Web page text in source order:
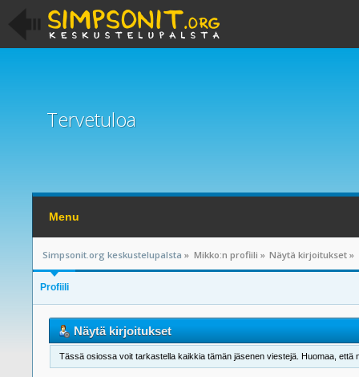
Tervetuloa
Menu
Simpsonit.org keskustelupalsta » Mikko:n profiili » Näytä kirjoitukset »
Profiili
Näytä kirjoitukset
Tässä osiossa voit tarkastella kaikkia tämän jäsenen viestejä. Huomaa, että